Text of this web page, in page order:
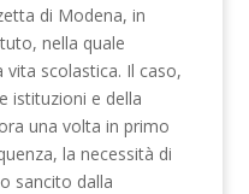
di Modena, in
nella quale
vita scolastica. Il caso,
istituzioni e della
una volta in primo
la necessità di
sancito dalla